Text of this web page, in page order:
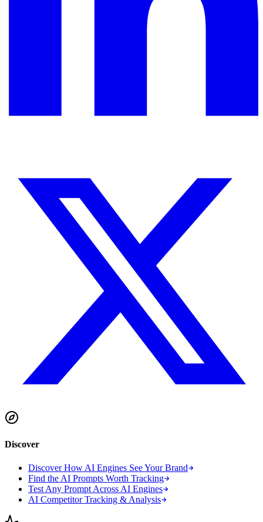
Discover
Discover How AI Engines See Your Brand
Find the AI Prompts Worth Tracking
Test Any Prompt Across AI Engines
AI Competitor Tracking & Analysis